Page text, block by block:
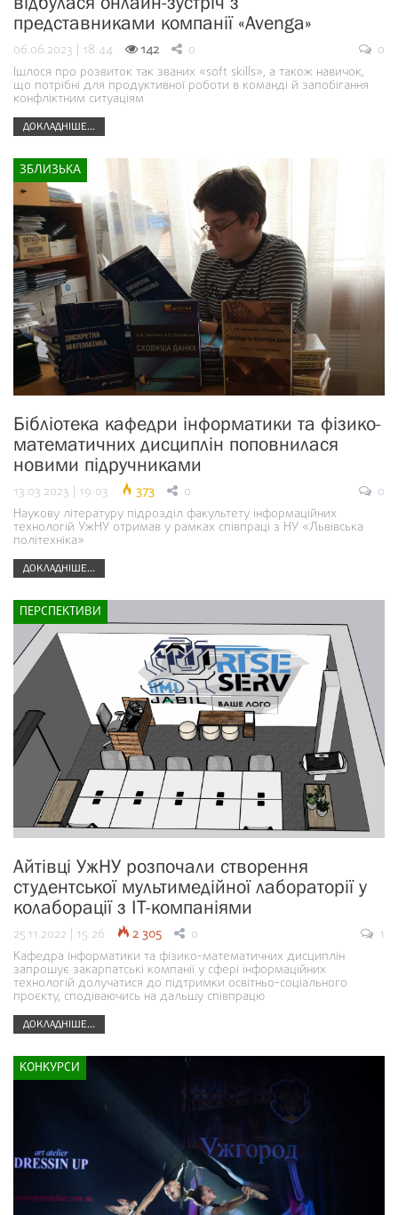
представниками компанії «Avenga»
06.06.2023 | 18:44 142 0
0
Ішлося про розвиток так званих «soft skills», а також навичок,
що потрібні для продуктивної роботи в команді й запобігання
конфліктним ситуаціям
ДОКЛАДНІШЕ...
ЗБЛИЗЬКА
Бібліотека кафедри інформатики та фізико-
математичних дисциплін поповнилася
новими підручниками
13.03.2023 | 19:03 373 0
0
Наукову літературу підрозділ факультету інформаційних
технологій УжНУ отримав у рамках співпраці з НУ «Львівська
політехніка»
ДОКЛАДНІШЕ...
ПЕРСПЕКТИВИ
Айтівці УжНУ розпочали створення
студентської мультимедійної лабораторії у
колаборації з ІТ-компаніями
25.11.2022 | 15:26 2 305 0
1
Кафедра інформатики та фізико-математичних дисциплін
запрошує закарпатські компанії у сфері інформаційних
технологій долучатися до підтримки освітньо-соціального
проєкту, сподіваючись на дальшу співпрацю
ДОКЛАДНІШЕ...
КОНКУРСИ